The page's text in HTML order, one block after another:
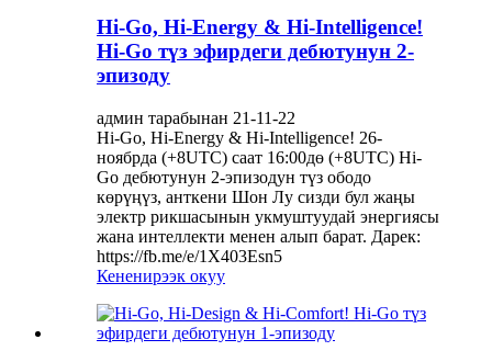
Hi-Go, Hi-Energy & Hi-Intelligence!
Hi-Go түз эфирдеги дебютунун 2-
эпизоду
админ тарабынан 21-11-22
Hi-Go, Hi-Energy & Hi-Intelligence! 26-
ноябрда (+8UTC) саат 16:00дө (+8UTC) Hi-
Go дебютунун 2-эпизодун түз ободо
көрүңүз, анткени Шон Лу сизди бул жаңы
электр рикшасынын укмуштуудай энергиясы
жана интеллекти менен алып барат. Дарек:
https://fb.me/e/1X403Esn5
Кененирээк окуу